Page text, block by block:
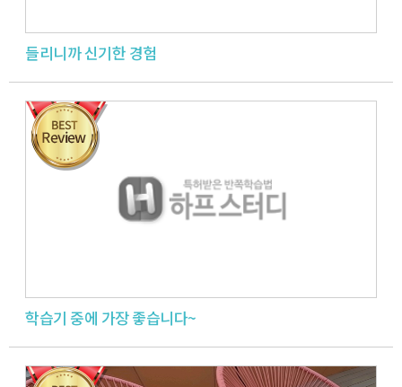
들리니까 신기한 경험
학습기 중에 가장 좋습니다~